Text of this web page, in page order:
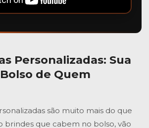
Personalizadas: Sua
de Quem
são muito mais do que
brindes que cabem no bolso, vão